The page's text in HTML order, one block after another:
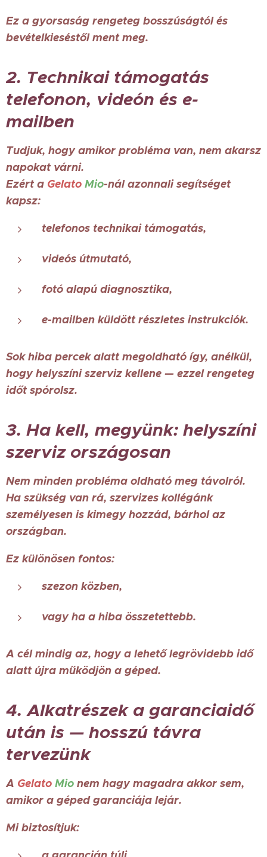
Ez a gyorsaság rengeteg bosszúságtól és
bevételkieséstől ment meg.
2. Technikai támogatás
telefonon, videón és e-
mailben
Tudjuk, hogy amikor probléma van, nem akarsz
napokat várni.
Ezért a Gelato Mio-nál azonnali segítséget
kapsz:
telefonos technikai támogatás,
videós útmutató,
fotó alapú diagnosztika,
e-mailben küldött részletes instrukciók.
Sok hiba percek alatt megoldható így, anélkül,
hogy helyszíni szerviz kellene — ezzel rengeteg
időt spórolsz.
3. Ha kell, megyünk: helyszíni
szerviz országosan
Nem minden probléma oldható meg távolról.
Ha szükség van rá, szervizes kollégánk
személyesen is kimegy hozzád, bárhol az
országban.
Ez különösen fontos:
szezon közben,
vagy ha a hiba összetettebb.
A cél mindig az, hogy a lehető legrövidebb idő
alatt újra működjön a géped.
4. Alkatrészek a garanciaidő
után is — hosszú távra
tervezünk
A Gelato Mio nem hagy magadra akkor sem,
amikor a géped garanciája lejár.
Mi biztosítjuk: